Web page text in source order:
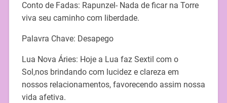
Conto de Fadas: Rapunzel- Nada de ficar na Torre
viva seu caminho com liberdade.
Palavra Chave: Desapego
Lua Nova Áries: Hoje a Lua faz Sextil com o
Sol,nos brindando com lucidez e clareza em
nossos relacionamentos, favorecendo assim nossa
vida afetiva.